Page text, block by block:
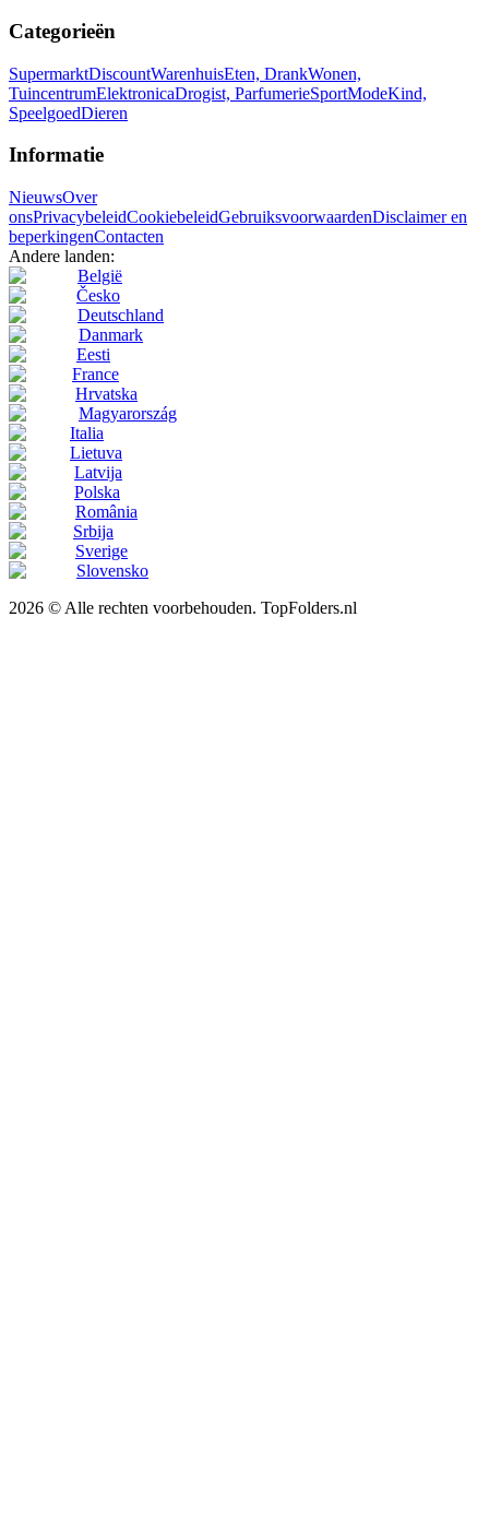
Categorieën
SupermarktDiscountWarenhuisEten, DrankWonen,
TuincentrumElektronicaDrogist, ParfumerieSportModeKind,
SpeelgoedDieren
Informatie
NieuwsOver
onsPrivacybeleidCookiebeleidGebruiksvoorwaardenDisclaimer en
beperkingenContacten
Andere landen:
België
Česko
Deutschland
Danmark
Eesti
France
Hrvatska
Magyarország
Italia
Lietuva
Latvija
Polska
România
Srbija
Sverige
Slovensko
2026 © Alle rechten voorbehouden. TopFolders.nl